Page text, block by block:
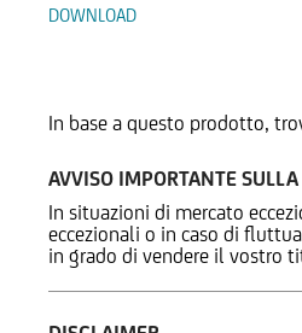
DOWNLOAD
In base a questo prodotto,
AVVISO IMPORTANTE
In situazioni di mercato
eccezionali o in caso di
in grado di vendere il vostro